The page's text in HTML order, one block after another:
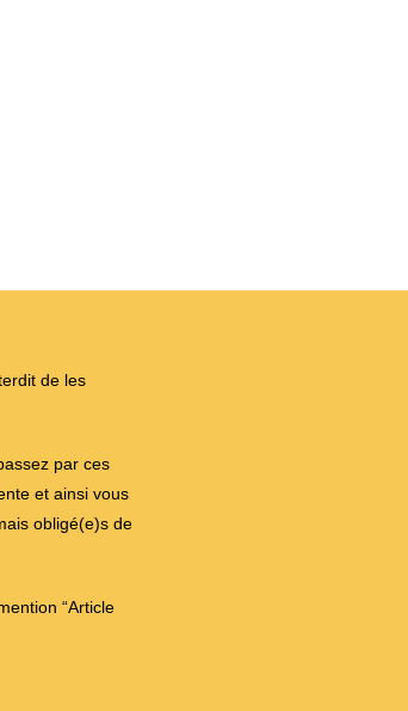
de les
par ces
et ainsi vous
obligé(e)s de
“Article